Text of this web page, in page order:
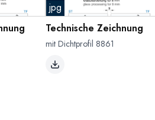
jpg
Technische Zeichnung
mit Dichtprofil 8861